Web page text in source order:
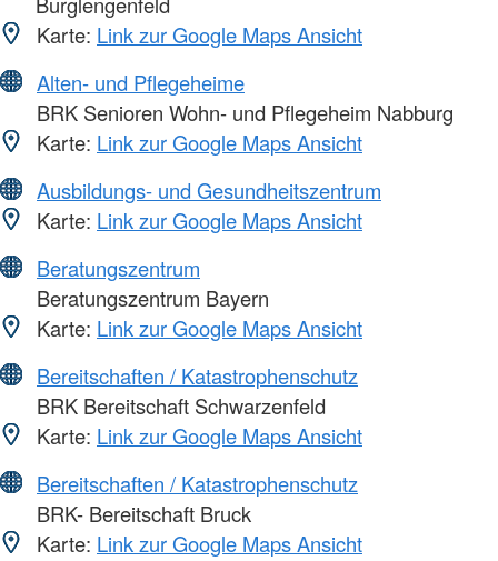
Karte: Link zur Google Maps Ansicht
Alten- und Pflegeheime
BRK Senioren Wohn- und Pflegeheim Nabburg
Karte: Link zur Google Maps Ansicht
Ausbildungs- und Gesundheitszentrum
Karte: Link zur Google Maps Ansicht
Beratungszentrum
Beratungszentrum Bayern
Karte: Link zur Google Maps Ansicht
Bereitschaften / Katastrophenschutz
BRK Bereitschaft Schwarzenfeld
Karte: Link zur Google Maps Ansicht
Bereitschaften / Katastrophenschutz
BRK- Bereitschaft Bruck
Karte: Link zur Google Maps Ansicht